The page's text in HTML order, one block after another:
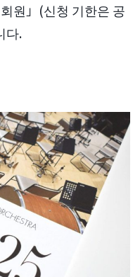
원」(신청 기한은 공
다.